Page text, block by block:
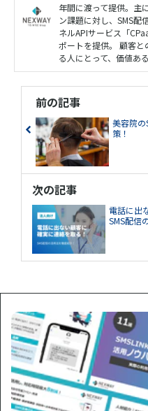
年間に渡って提供。主
ン課題に対し、SMS配
ネルAPIサービス「
ポートを提供。 顧客
る人にとって、価値あ
前の記事
美容院の
策！
次の記事
電話に出
SMS配信